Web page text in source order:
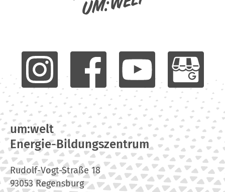
um:welt
Energie-Bildungszentrum
Rudolf-Vogt-Straße 18
93053 Regensburg